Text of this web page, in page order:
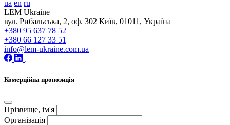
ua en ru
LEM Ukraine
вул. Рибальська, 2, оф. 302 Київ, 01011, Україна
+380 95 637 78 52
+380 66 127 33 51
info@lem-ukraine.com.ua
Комерційна пропозиція
Прізвище, ім'я
Організація